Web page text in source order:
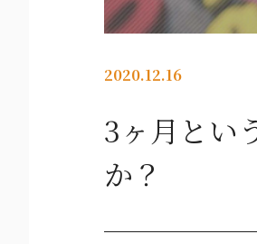
2020.12.16
3ヶ月とい
か？